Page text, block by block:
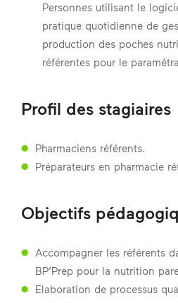
Personnes utilisant le
pratique quotidienne de
production des poches
référentes pour le
Profil des stagiaires
Pharmaciens référents.
Préparateurs en pharmacie
Objectifs
Accompagner les référents
BP’Prep pour la nutrition
Elaboration de processus